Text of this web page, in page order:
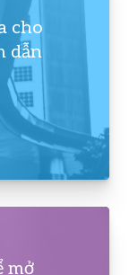
cho
dẫn
mở